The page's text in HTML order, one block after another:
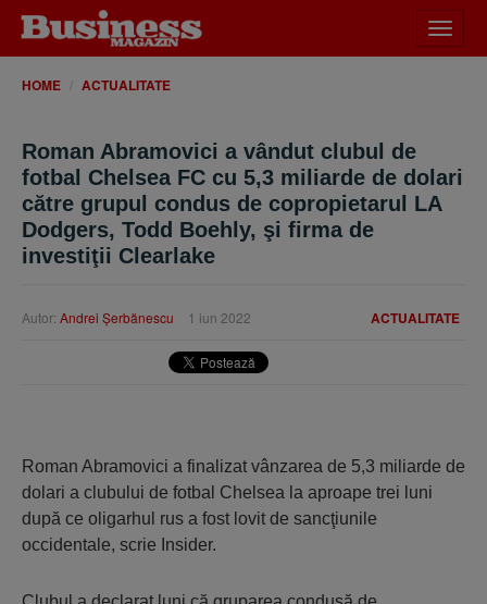
meniu
HOME ACTUALITATE
Roman Abramovici a vândut clubul de
fotbal Chelsea FC cu 5,3 miliarde de dolari
către grupul condus de copropietarul LA
Dodgers, Todd Boehly, şi firma de
investiţii Clearlake
ACTUALITATE
Autor: Andrei Şerbănescu 1 iun 2022
Roman Abramovici a finalizat vânzarea de 5,3 miliarde de
dolari a clubului de fotbal Chelsea la aproape trei luni
după ce oligarhul rus a fost lovit de sancţiunile
occidentale, scrie Insider.